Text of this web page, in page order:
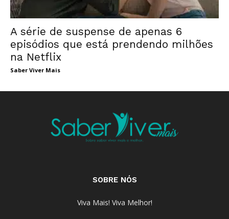
A série de suspense de apenas 6
episódios que está prendendo milhões
na Netflix
Saber Viver Mais
SOBRE NÓS
Viva Mais! Viva Melhor!